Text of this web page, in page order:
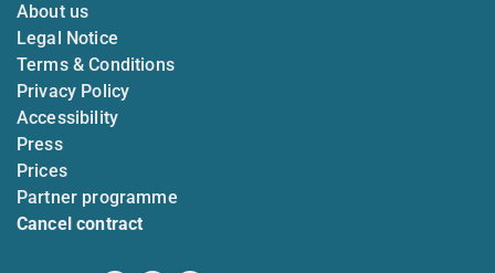
About us
Legal Notice
Terms & Conditions
Privacy Policy
Accessibility
Press
Prices
Partner programme
Cancel contract